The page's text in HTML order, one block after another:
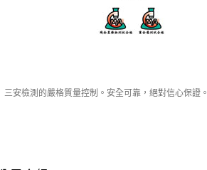
三安檢測的嚴格質量控制。安全可靠，絕對信心保證。